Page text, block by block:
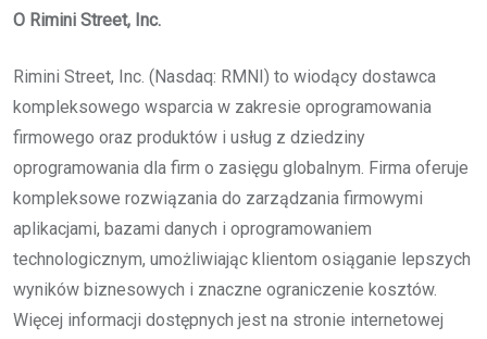
O Rimini Street, Inc.
Rimini Street, Inc. (Nasdaq: RMNI) to wiodący dostawca
kompleksowego wsparcia w zakresie oprogramowania
firmowego oraz produktów i usług z dziedziny
oprogramowania dla firm o zasięgu globalnym. Firma oferuje
kompleksowe rozwiązania do zarządzania firmowymi
aplikacjami, bazami danych i oprogramowaniem
technologicznym, umożliwiając klientom osiąganie lepszych
wyników biznesowych i znaczne ograniczenie kosztów.
Więcej informacji dostępnych jest na stronie internetowej